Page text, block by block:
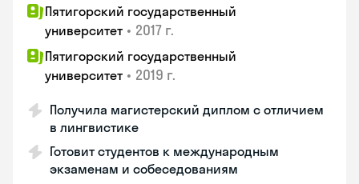
Пятигорский государственный
университет • 2017 г.
Пятигорский государственный
университет • 2019 г.
Получила магистерский диплом с отличием
в лингвистике
Готовит студентов к международным
экзаменам и собеседованиям